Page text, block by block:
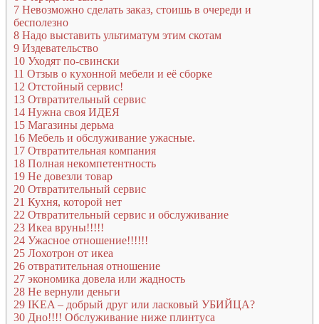
7 Невозможно сделать заказ, стоишь в очереди и
бесполезно
8 Надо выставить ультиматум этим скотам
9 Издевательство
10 Уходят по-свински
11 Отзыв о кухонной мебели и её сборке
12 Отстойный сервис!
13 Отвратительный сервис
14 Нужна своя ИДЕЯ
15 Магазины дерьма
16 Мебель и обслуживание ужасные.
17 Отвратительная компания
18 Полная некомпетентность
19 Не довезли товар
20 Отвратительный сервис
21 Кухня, которой нет
22 Отвратительный сервис и обслуживание
23 Икеа вруны!!!!!
24 Ужасное отношение!!!!!!
25 Лохотрон от икеа
26 отвратительная отношение
27 экономика довела или жадность
28 Не вернули деньги
29 IKEA – добрый друг или ласковый УБИЙЦА?
30 Дно!!!! Обслуживание ниже плинтуса